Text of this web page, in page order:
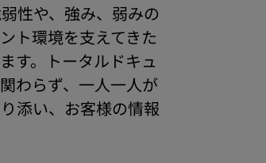
性や、強み、弱みの
ト環境を支えてきた
す。トータルドキュ
わらず、一人一人が
添い、お客様の情報